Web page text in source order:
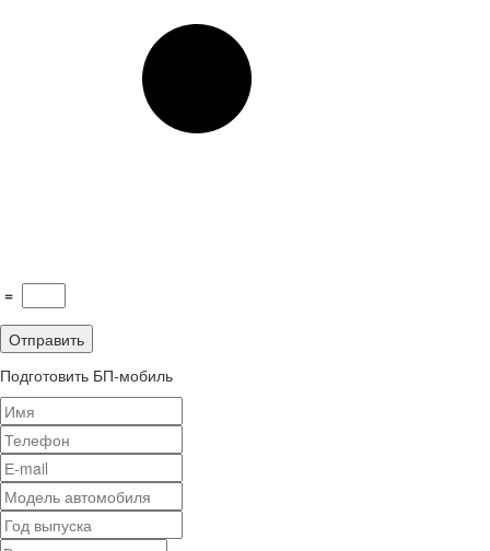
=
Подготовить БП-мобиль